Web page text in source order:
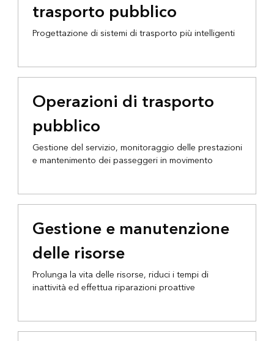
trasporto pubblico
Progettazione di sistemi di trasporto più intelligenti
Operazioni di trasporto
pubblico
Gestione del servizio, monitoraggio delle prestazioni
e mantenimento dei passeggeri in movimento
Gestione e manutenzione
delle risorse
Prolunga la vita delle risorse, riduci i tempi di
inattività ed effettua riparazioni proattive